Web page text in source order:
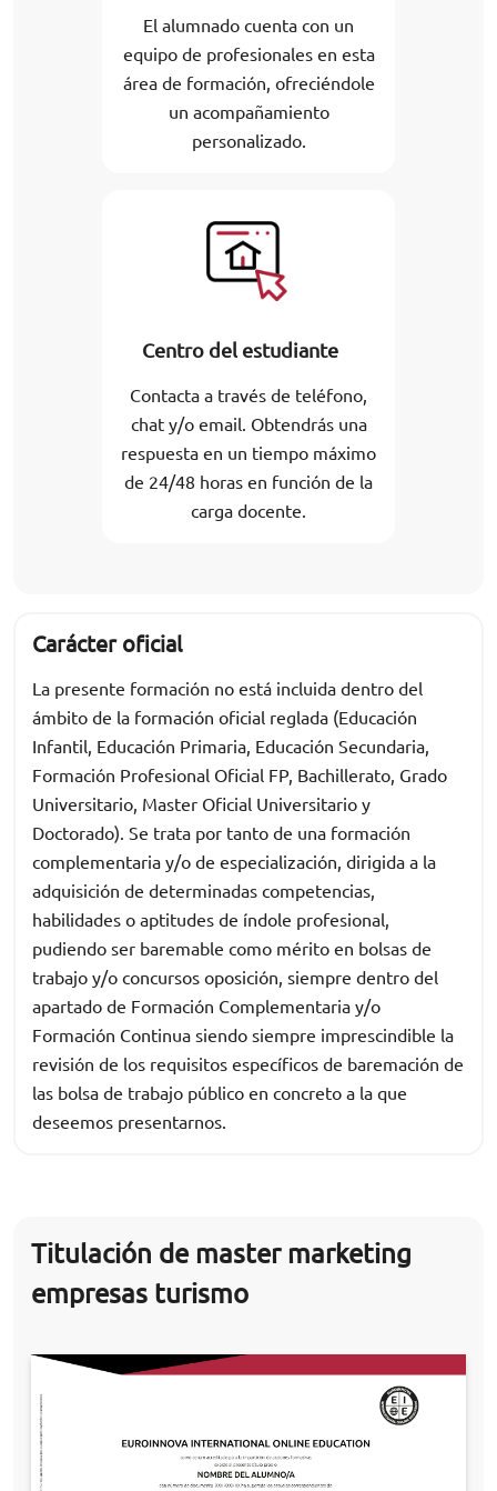
El alumnado cuenta con un
equipo de profesionales en esta
área de formación, ofreciéndole
un acompañamiento
personalizado.
Centro del estudiante
Contacta a través de teléfono,
chat y/o email. Obtendrás una
respuesta en un tiempo máximo
de 24/48 horas en función de la
carga docente.
Carácter oficial
La presente formación no está incluida dentro del
ámbito de la formación oficial reglada (Educación
Infantil, Educación Primaria, Educación Secundaria,
Formación Profesional Oficial FP, Bachillerato, Grado
Universitario, Master Oficial Universitario y
Doctorado). Se trata por tanto de una formación
complementaria y/o de especialización, dirigida a la
adquisición de determinadas competencias,
habilidades o aptitudes de índole profesional,
pudiendo ser baremable como mérito en bolsas de
trabajo y/o concursos oposición, siempre dentro del
apartado de Formación Complementaria y/o
Formación Continua siendo siempre imprescindible la
revisión de los requisitos específicos de baremación de
las bolsa de trabajo público en concreto a la que
deseemos presentarnos.
Titulación de master marketing
empresas turismo